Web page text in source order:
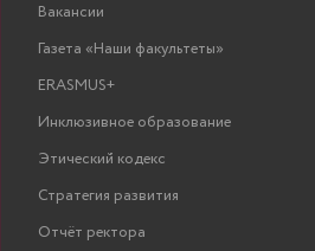
Вакансии
Газета «Наши факультеты»
ERASMUS+
Инклюзивное образование
Этический кодекс
Стратегия развития
Отчёт ректора